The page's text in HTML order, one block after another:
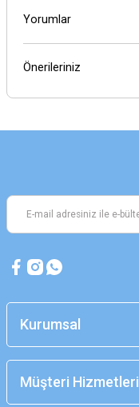
Yorumlar
Önerileriniz
Kurumsal
Müşteri Hizmetleri